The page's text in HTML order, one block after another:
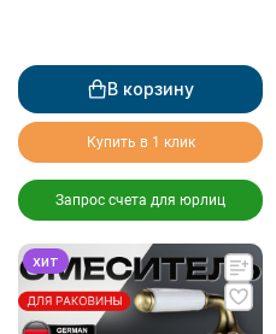
В корзину
Купить в 1 клик
Запрос счета для юрлиц
хит